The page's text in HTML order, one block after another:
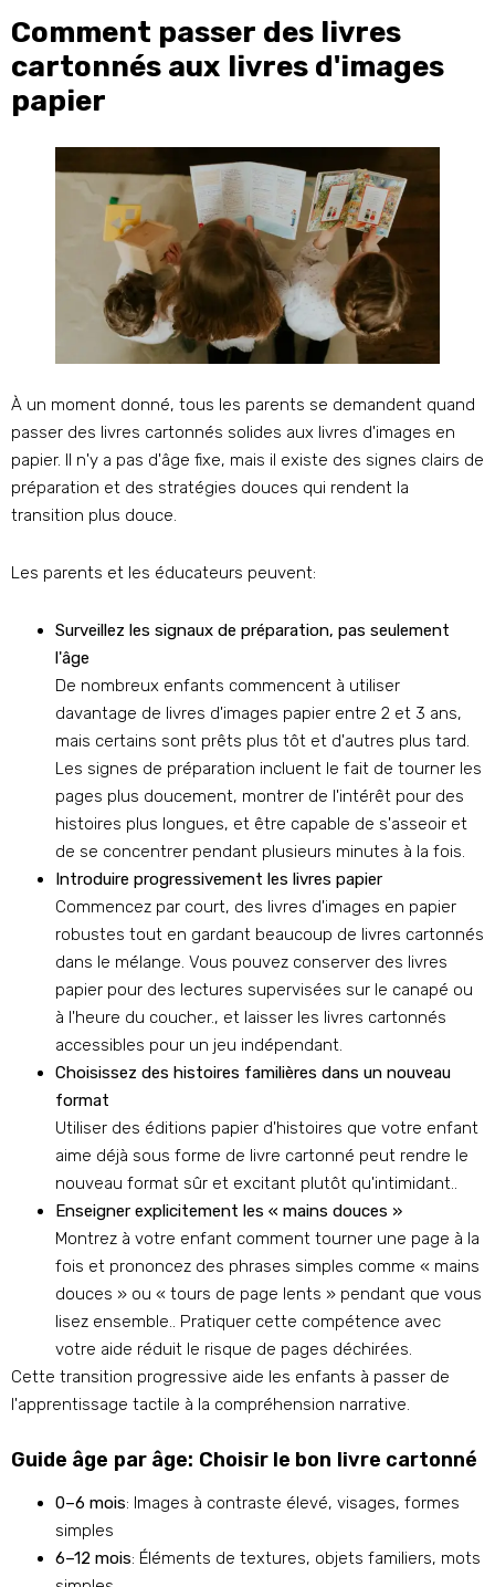
Comment passer des livres
cartonnés aux livres d'images
papier
À un moment donné, tous les parents se demandent quand
passer des livres cartonnés solides aux livres d'images en
papier. Il n'y a pas d'âge fixe, mais il existe des signes clairs de
préparation et des stratégies douces qui rendent la
transition plus douce.
Les parents et les éducateurs peuvent:
Surveillez les signaux de préparation, pas seulement
l'âge
De nombreux enfants commencent à utiliser
davantage de livres d'images papier entre 2 et 3 ans,
mais certains sont prêts plus tôt et d'autres plus tard.
Les signes de préparation incluent le fait de tourner les
pages plus doucement, montrer de l'intérêt pour des
histoires plus longues, et être capable de s'asseoir et
de se concentrer pendant plusieurs minutes à la fois.
Introduire progressivement les livres papier
Commencez par court, des livres d'images en papier
robustes tout en gardant beaucoup de livres cartonnés
dans le mélange. Vous pouvez conserver des livres
papier pour des lectures supervisées sur le canapé ou
à l'heure du coucher., et laisser les livres cartonnés
accessibles pour un jeu indépendant.
Choisissez des histoires familières dans un nouveau
format
Utiliser des éditions papier d'histoires que votre enfant
aime déjà sous forme de livre cartonné peut rendre le
nouveau format sûr et excitant plutôt qu'intimidant..
Enseigner explicitement les « mains douces »
Montrez à votre enfant comment tourner une page à la
fois et prononcez des phrases simples comme « mains
douces » ou « tours de page lents » pendant que vous
lisez ensemble.. Pratiquer cette compétence avec
votre aide réduit le risque de pages déchirées.
Cette transition progressive aide les enfants à passer de
l'apprentissage tactile à la compréhension narrative.
Guide âge par âge: Choisir le bon livre cartonné
0–6 mois: Images à contraste élevé, visages, formes
simples
6–12 mois: Éléments de textures, objets familiers, mots